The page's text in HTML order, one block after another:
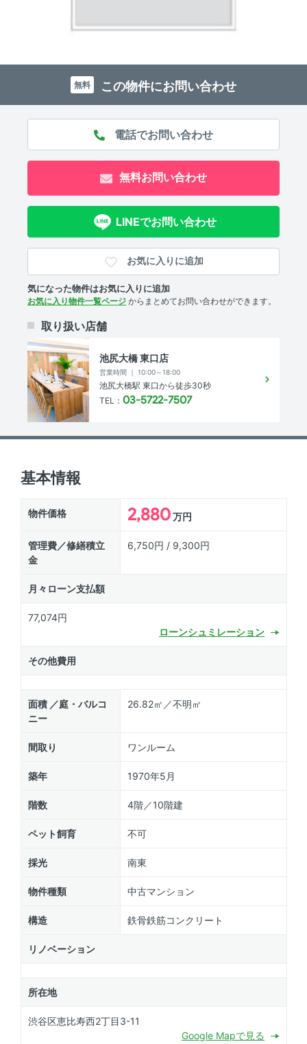
無料 この物件にお問い合わせ
無料お問い合わせ
LINEでお問い合わせ
お気に入りに追加
気になった物件はお気に入りに追加
お気に入り物件一覧ページ からまとめてお問い合わせができます。
取り扱い店舗
池尻大橋 東口店
営業時間 ｜ 10:00～18:00
池尻大橋駅 東口から徒歩30秒
TEL： 03-5722-7507
基本情報
物件価格 2,880万円
管理費／修繕積立
金
6,750円 / 9,300円
月々ローン支払額
77,074円
ローンシュミレーション
その他費用
面積 ／庭・バルコ
ニー
26.82㎡／不明㎡
間取り ワンルーム
築年 1970年5月
階数 4階／10階建
ペット飼育 不可
採光 南東
物件種類 中古マンション
構造 鉄骨鉄筋コンクリート
リノベーション
所在地
渋谷区恵比寿西2丁目3-11
Google Mapで見る